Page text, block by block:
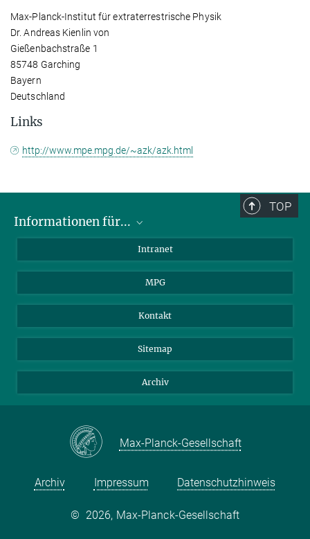
Max-Planck-Institut für extraterrestrische Physik
Dr. Andreas Kienlin von
Gießenbachstraße 1
85748 Garching
Bayern
Deutschland
Links
http://www.mpe.mpg.de/~azk/azk.html
TOP
Informationen für...
Studenten
Journalisten
Intranet
MPG
Kontakt
Sitemap
Archiv
Max-Planck-Gesellschaft
Archiv Impressum Datenschutzhinweis
© 2026, Max-Planck-Gesellschaft